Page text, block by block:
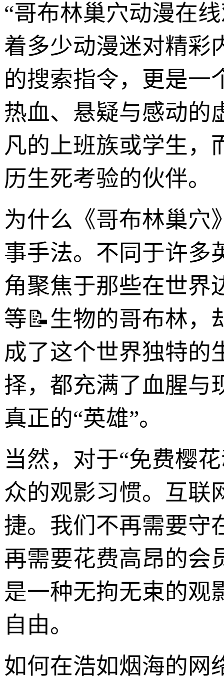
“哥布林巢穴动漫在
着多少动漫迷对精彩
的搜索指令，更是一
热血、悬疑与感动的
凡的上班族或学生，
历生死考验的伙伴。
为什么《哥布林巢穴
事手法。不同于许多
角聚焦于那些在世界
等📝生物的哥布林，
成了这个世界独特的
择，都充满了血腥与
真正的“英雄”。
当然，对于“免费樱
众的观影习惯。互联
捷。我们不再需要守
再需要花费高昂的会
是一种无拘无束的观
自由。
如何在浩如烟海的网